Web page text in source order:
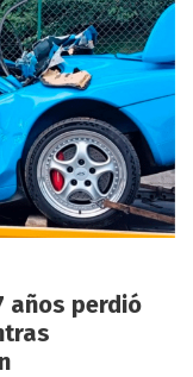
años perdió